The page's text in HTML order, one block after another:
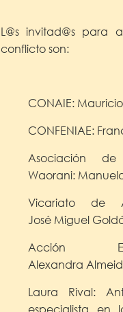
L@s invitad@s para
conflicto son:
CONAIE:
CONFENIAE:
Asociación de
Waorani:
Vicariato de
José Miguel
Acción
Alexandra
Laura Rival:
especialista en